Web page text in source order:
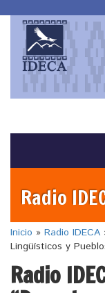
Radio
Inicio » Radio IDECA
Lingüísticos y
Radio